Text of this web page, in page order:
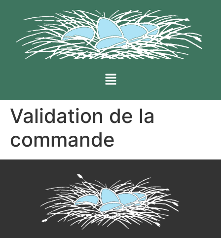
Validation de la
commande